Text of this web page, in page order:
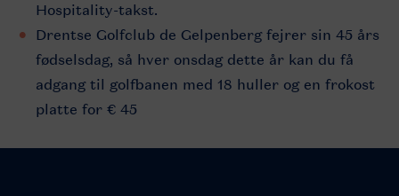
Hospitality-takst.
Drentse Golfclub de Gelpenberg fejrer sin 45 års
fødselsdag, så hver onsdag dette år kan du få
adgang til golfbanen med 18 huller og en frokost
platte for € 45